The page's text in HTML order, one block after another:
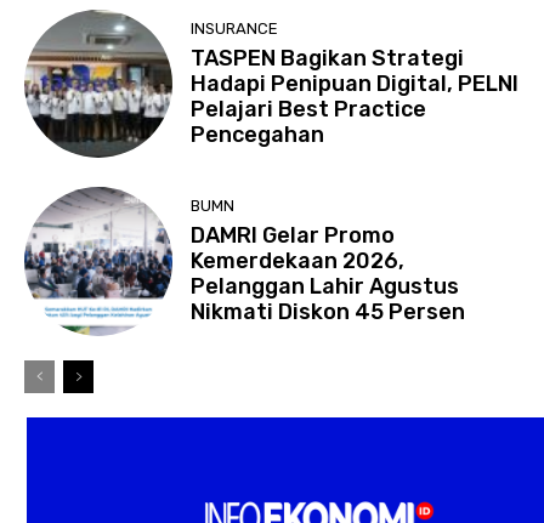
INSURANCE
TASPEN Bagikan Strategi
Hadapi Penipuan Digital, PELNI
Pelajari Best Practice
Pencegahan
BUMN
DAMRI Gelar Promo
Kemerdekaan 2026,
Pelanggan Lahir Agustus
Nikmati Diskon 45 Persen